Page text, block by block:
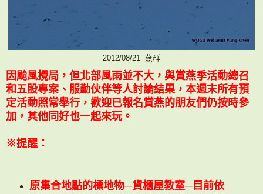
2012/08/21 燕群
因颱風攪局，但北部風雨並不大，與賞燕季活動總召
和五股專案、服勤伙伴等人討論結果，本週末所有預
定活動照常舉行， 歡迎已報名賞燕的朋友們仍按時參
加，其他同好也一起來玩。
※提醒：
原集合地點的標地物─貨櫃屋教室─目前依